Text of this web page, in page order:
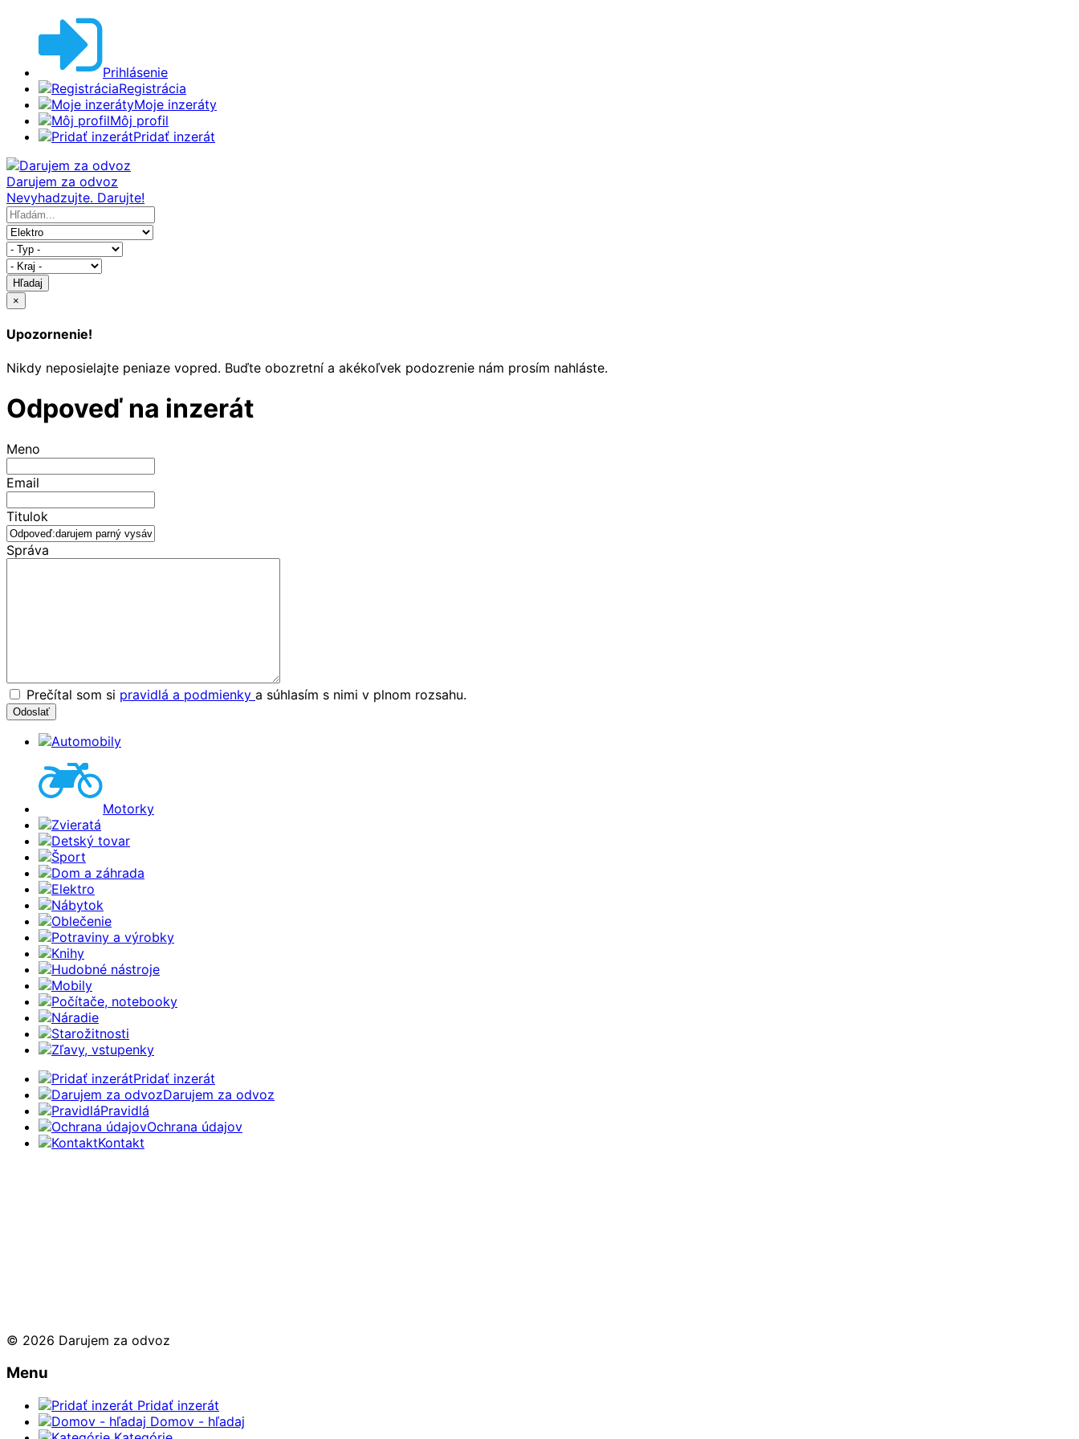
Prihlásenie
Registrácia
Moje inzeráty
Môj profil
Pridať inzerát
Darujem za odvoz
Nevyhadzujte. Darujte!
Hľadaj
×
Upozornenie!
Nikdy neposielajte peniaze vopred. Buďte obozretní a akékoľvek podozrenie nám prosím nahláste.
Odpoveď na inzerát
Meno
Email
Titulok
Správa
Prečítal som si pravidlá a podmienky a súhlasím s nimi v plnom rozsahu.
Automobily
Motorky
Zvieratá
Detský tovar
Šport
Dom a záhrada
Elektro
Nábytok
Oblečenie
Potraviny a výrobky
Knihy
Hudobné nástroje
Mobily
Počítače, notebooky
Náradie
Starožitnosti
Zľavy, vstupenky
Pridať inzerát
Darujem za odvoz
Pravidlá
Ochrana údajov
Kontakt
© 2026 Darujem za odvoz
Menu
Pridať inzerát
Domov - hľadaj